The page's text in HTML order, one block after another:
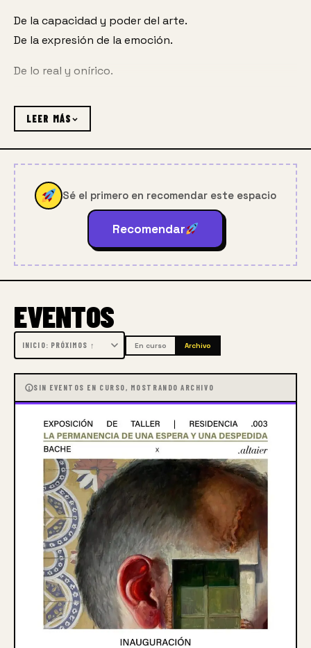
De la capacidad y poder del arte.
De la expresión de la emoción.
De lo real y onírico.
De ese espacio ideal
En el que todo es posible.
Acércate más,.
Y mira.
Aún hay mas….
Acércate a lo que ves,
lo que sientes
Acércate a ti mismo.
Acércate.
Cuestiónate.
Siente,
¡Carajo!
​Sólo siente.
LEER MÁS
Sé el primero en recomendar este espacio
Recomendar
EVENTOS
En curso Archivo
SIN EVENTOS EN CURSO, MOSTRANDO ARCHIVO